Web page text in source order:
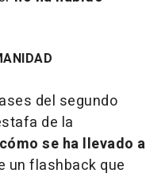
del segundo
de la
se ha llevado a
un flashback que